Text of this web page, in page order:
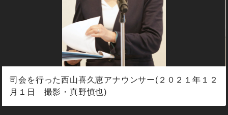
司会を行った西山喜久恵アナウンサー(２０２１年１２
月１日 撮影・真野慎也)